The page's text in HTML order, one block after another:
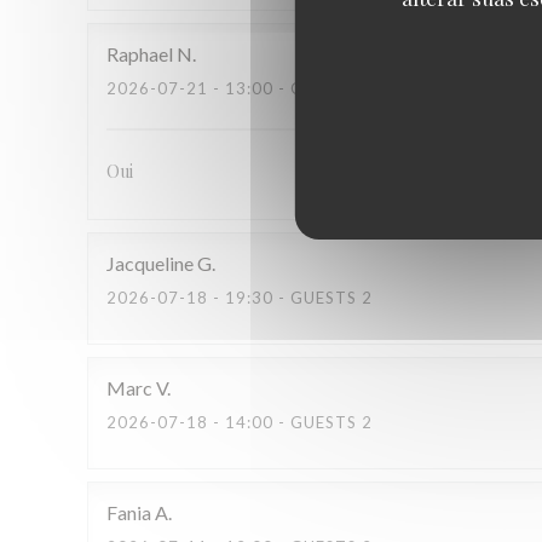
Raphael N
2026-07-21 - 13:00 - GUESTS 2
Oui
JacquelineG
2026-07-18 - 19:30 - GUESTS 2
Marc V
2026-07-18 - 14:00 - GUESTS 2
Fania A